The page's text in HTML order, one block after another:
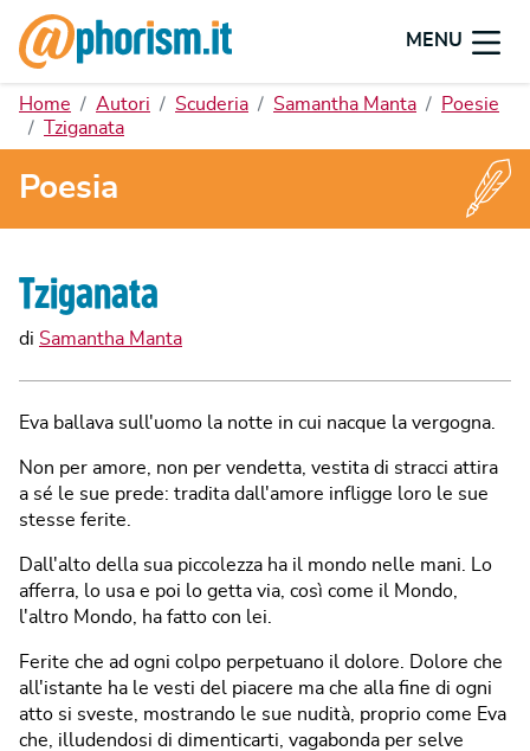
MENU
Home Autori Scuderia Samantha Manta
Poesie
Tziganata
Poesia
Tziganata
di Samantha Manta
Eva ballava sull'uomo la notte in cui nacque la vergogna.
Non per amore, non per vendetta, vestita di stracci attira
a sé le sue prede: tradita dall'amore infligge loro le sue
stesse ferite.
Dall'alto della sua piccolezza ha il mondo nelle mani. Lo
afferra, lo usa e poi lo getta via, così come il Mondo,
l'altro Mondo, ha fatto con lei.
Ferite che ad ogni colpo perpetuano il dolore. Dolore che
all'istante ha le vesti del piacere ma che alla fine di ogni
atto si sveste, mostrando le sue nudità, proprio come Eva
che, illudendosi di dimenticarti, vagabonda per selve